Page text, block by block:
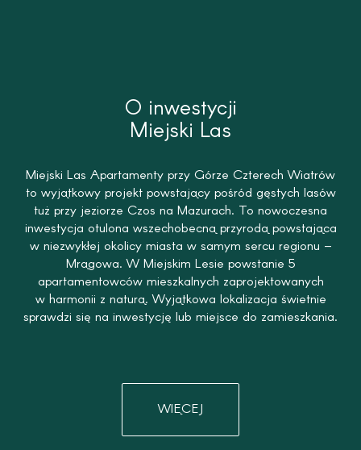
O inwestycji
Miejski Las
Miejski Las Apartamenty przy Górze Czterech Wiatrów
to wyjątkowy projekt powstający pośród gęstych lasów
tuż przy jeziorze Czos na Mazurach. To nowoczesna
inwestycja otulona wszechobecną przyrodą powstająca
w niezwykłej okolicy miasta w samym sercu regionu –
Mrągowa. W Miejskim Lesie powstanie 5
apartamentowców mieszkalnych zaprojektowanych
w harmonii z naturą. Wyjątkowa lokalizacja świetnie
sprawdzi się na inwestycję lub miejsce do zamieszkania.
WIĘCEJ